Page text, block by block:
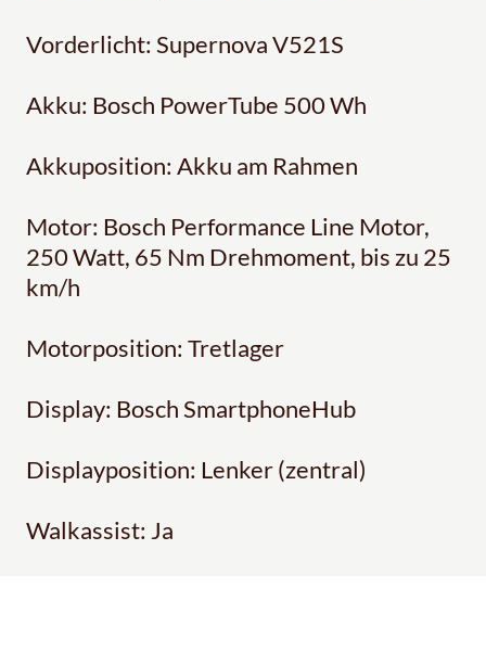
Vorderlicht: Supernova V521S
Akku: Bosch PowerTube 500 Wh
Akkuposition: Akku am Rahmen
Motor: Bosch Performance Line Motor,
250 Watt, 65 Nm Drehmoment, bis zu 25
km/h
Motorposition: Tretlager
Display: Bosch SmartphoneHub
Displayposition: Lenker (zentral)
Walkassist: Ja